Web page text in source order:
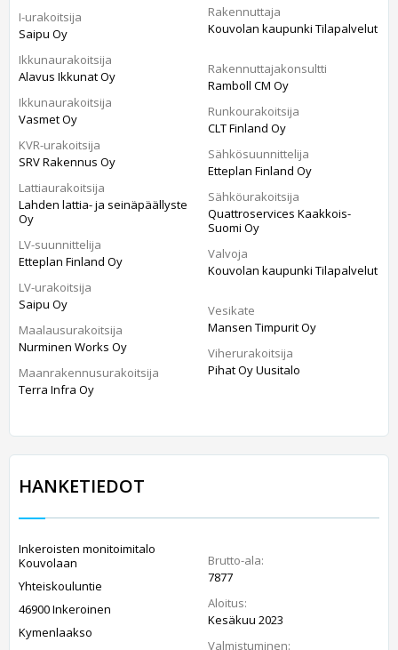
I-urakoitsija
Saipu Oy
Ikkunaurakoitsija
Alavus Ikkunat Oy
Ikkunaurakoitsija
Vasmet Oy
KVR-urakoitsija
SRV Rakennus Oy
Lattiaurakoitsija
Lahden lattia- ja seinäpäällyste
Oy
LV-suunnittelija
Etteplan Finland Oy
LV-urakoitsija
Saipu Oy
Maalausurakoitsija
Nurminen Works Oy
Maanrakennusurakoitsija
Terra Infra Oy
Rakennuttaja
Kouvolan kaupunki Tilapalvelut
Rakennuttajakonsultti
Ramboll CM Oy
Runkourakoitsija
CLT Finland Oy
Sähkösuunnittelija
Etteplan Finland Oy
Sähköurakoitsija
Quattroservices Kaakkois-
Suomi Oy
Valvoja
Kouvolan kaupunki Tilapalvelut
Vesikate
Mansen Timpurit Oy
Viherurakoitsija
Pihat Oy Uusitalo
HANKETIEDOT
Inkeroisten monitoimitalo
Kouvolaan
Yhteiskouluntie
46900 Inkeroinen
Kymenlaakso
Brutto-ala:
7877
Aloitus:
Kesäkuu 2023
Valmistuminen: